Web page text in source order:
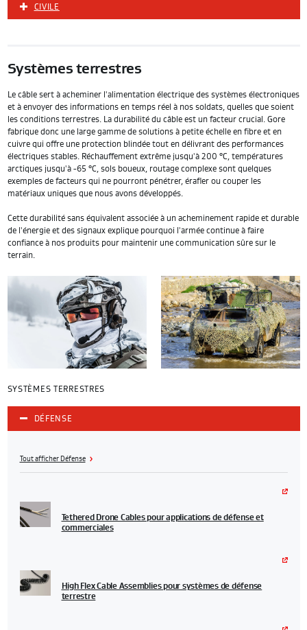
CIVILE
Systèmes terrestres
Le câble sert à acheminer l'alimentation électrique des systèmes électroniques
et à envoyer des informations en temps réel à nos soldats, quelles que soient
les conditions terrestres. La durabilité du câble est un facteur crucial. Gore
fabrique donc une large gamme de solutions à petite échelle en fibre et en
cuivre qui offre une protection blindée tout en délivrant des performances
électriques stables. Réchauffement extrême jusqu'à 200 °C, températures
arctiques jusqu'à -65 °C, sols boueux, routage complexe sont quelques
exemples de facteurs qui ne pourront pénétrer, érafler ou couper les
matériaux uniques que nous avons développés.
Cette durabilité sans équivalent associée à un acheminement rapide et durable
de l'énergie et des signaux explique pourquoi l'armée continue à faire
confiance à nos produits pour maintenir une communication sûre sur le
terrain.
SYSTÈMES TERRESTRES
DÉFENSE
Tout afficher Défense
Tethered Drone Cables pour applications de défense et
commerciales
High Flex Cable Assemblies pour systèmes de défense
terrestre